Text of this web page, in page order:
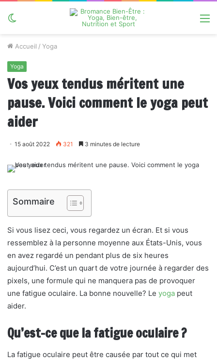
Accueil / Yoga
Yoga
Vos yeux tendus méritent une
pause. Voici comment le yoga peut
aider
15 août 2022 321 3 minutes de lecture
Sommaire
Si vous lisez ceci, vous regardez un écran. Et si vous
ressemblez à la personne moyenne aux États-Unis, vous
en avez regardé un pendant plus de six heures
aujourd’hui. C’est un quart de votre journée à regarder des
pixels, une formule qui ne manquera pas de provoquer
une fatigue oculaire. La bonne nouvelle? Le yoga peut
aider.
Qu’est-ce que la fatigue oculaire ?
La fatigue oculaire peut être causée par tout ce qui met